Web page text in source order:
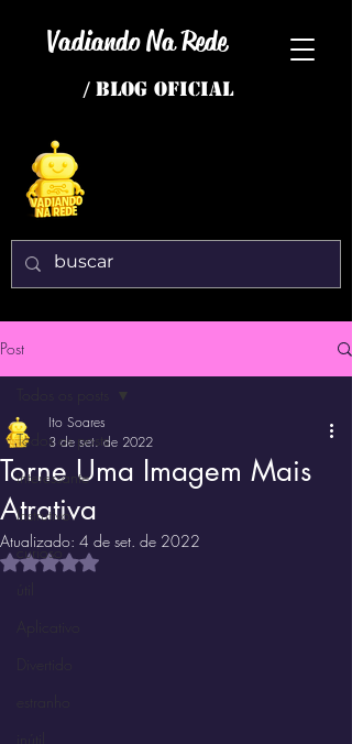
Vadiando Na Rede
/ BLOG OFICIAL
Post
Todos os posts
interessante
Instrutivo
curioso
Torne Uma Imagem Mais
Atrativa
Ito Soares
3 de set. de 2022
Atualizado: 4 de set. de 2022
Avaliado com NaN de 5 estrelas.